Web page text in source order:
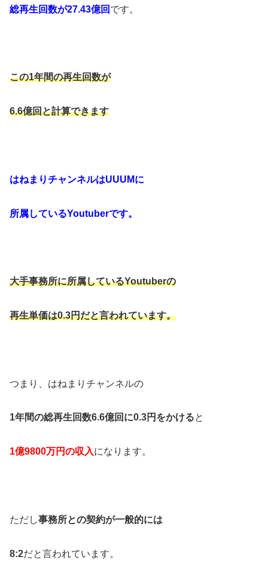
総再生回数が27.43億回 です。
この1年間の再生回数が
6.6億回と計算できます
はねまりチャンネルはUUUMに
所属しているYoutuberです。
大手事務所に所属しているYoutuberの
再生単価は0.3円だと言われています。
つまり、はねまりチャンネルの
1年間の総再生回数6.6億回に0.3円をかけると
1億9800万円の収入になります。
ただし事務所との契約が一般的には
8:2だと言われています。